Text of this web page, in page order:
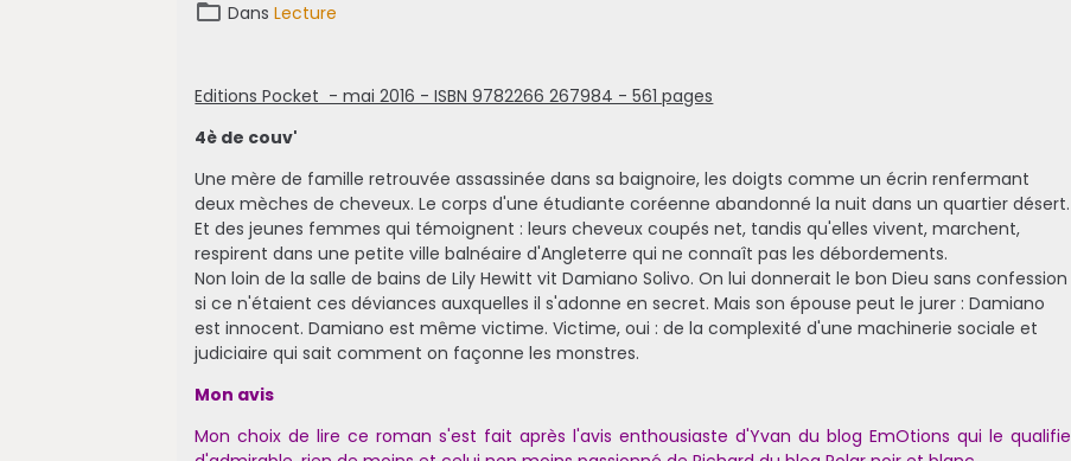
DansLecture
Editions Pocket - mai 2016 - ISBN 9782266 267984 - 561 pages
4è de couv'
Une mère de famille retrouvée assassinée dans sa baignoire, les doigts comme un écrin renfermant
deux mèches de cheveux. Le corps d'une étudiante coréenne abandonné la nuit dans un quartier désert.
Et des jeunes femmes qui témoignent : leurs cheveux coupés net, tandis qu'elles vivent, marchent,
respirent dans une petite ville balnéaire d'Angleterre qui ne connaît pas les débordements.
Non loin de la salle de bains de Lily Hewitt vit Damiano Solivo. On lui donnerait le bon Dieu sans confession
si ce n'étaient ces déviances auxquelles il s'adonne en secret. Mais son épouse peut le jurer : Damiano
est innocent. Damiano est même victime. Victime, oui : de la complexité d'une machinerie sociale et
judiciaire qui sait comment on façonne les monstres.
Mon avis
Mon choix de lire ce roman s'est fait après l'avis enthousiaste d'Yvan du blog EmOtions qui le qualifie